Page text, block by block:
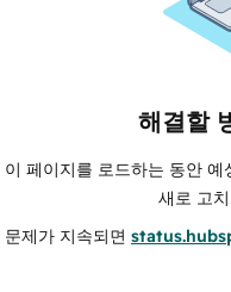
해결할
이 페이지를 로드하는 동안
새로 고
문제가 지속되면